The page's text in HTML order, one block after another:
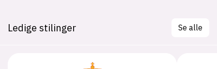
Ledige stilinger Se alle